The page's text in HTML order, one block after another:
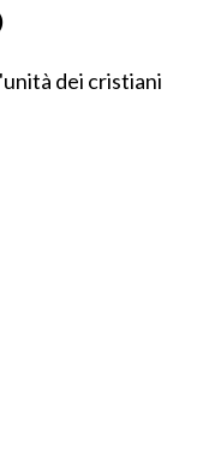
dei cristiani